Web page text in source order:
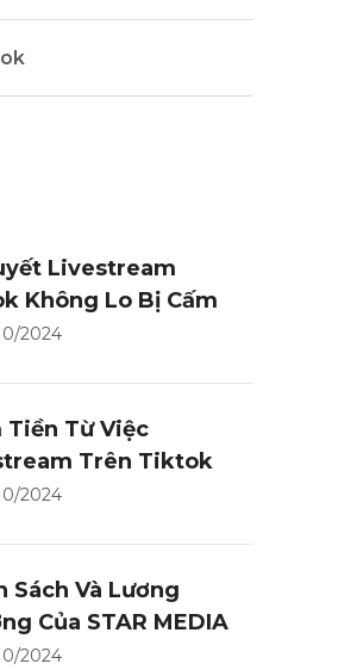
Livestream
Không Lo Bị Cấm
2024
Tiền Từ Việc
Trên Tiktok
2024
Sách Và Lương
Của STAR MEDIA
2024